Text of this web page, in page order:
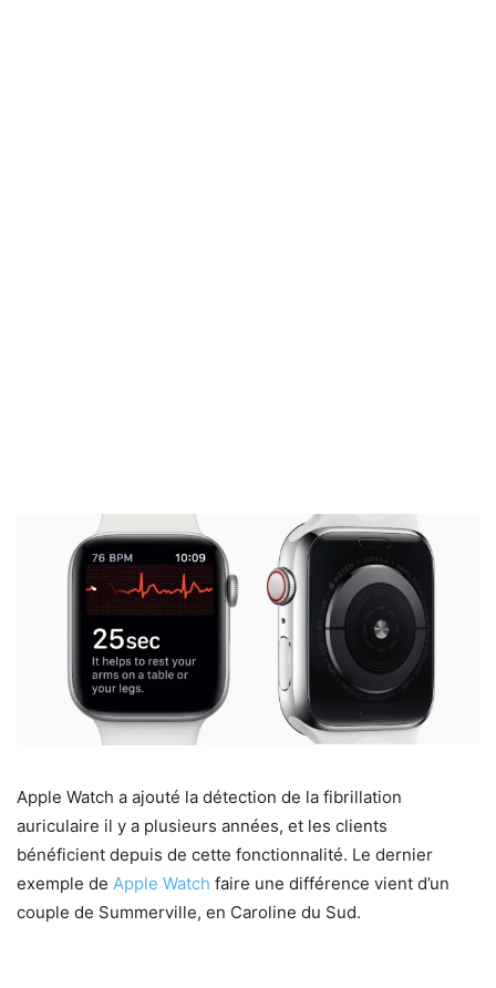
Apple Watch a ajouté la détection de la fibrillation
auriculaire il y a plusieurs années, et les clients
bénéficient depuis de cette fonctionnalité. Le dernier
exemple de Apple Watch faire une différence vient d’un
couple de Summerville, en Caroline du Sud.